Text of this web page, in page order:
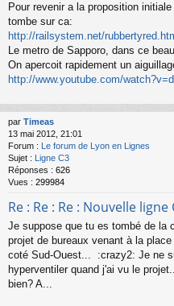
Pour revenir a la proposition
tombe sur ca:
http://railsystem.net/
Le metro de Sapporo, dans ce
On apercoit rapidement un
http://www.youtube.com/
par Timeas
13 mai 2012, 21:01
Forum : Le forum de Lyon en Lignes
Sujet : Ligne C3
Réponses : 626
Vues : 299984
Re : Re : Re : Nouvelle ligne
Je suppose que tu es tombé de la
projet de bureaux venant à la
coté Sud-Ouest... :crazy2: Je ne
hyperventiler quand j'ai vu le
bien? A...